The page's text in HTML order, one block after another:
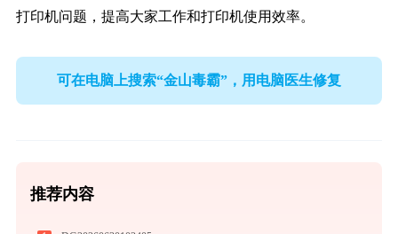
打印机问题，提高大家工作和打印机使用效率。
可在电脑上搜索“金山毒霸”，用电脑医生修复
推荐内容